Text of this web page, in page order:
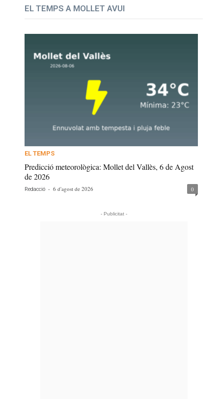
EL TEMPS A MOLLET AVUI
EL TEMPS
Predicció meteorològica: Mollet del Vallès, 6 de Agost
de 2026
Redacció - 6 d'agost de 2026 0
- Publicitat -